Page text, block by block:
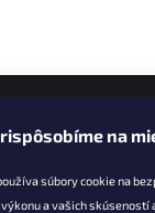
na
súbory cookie na
a vašich skúseností